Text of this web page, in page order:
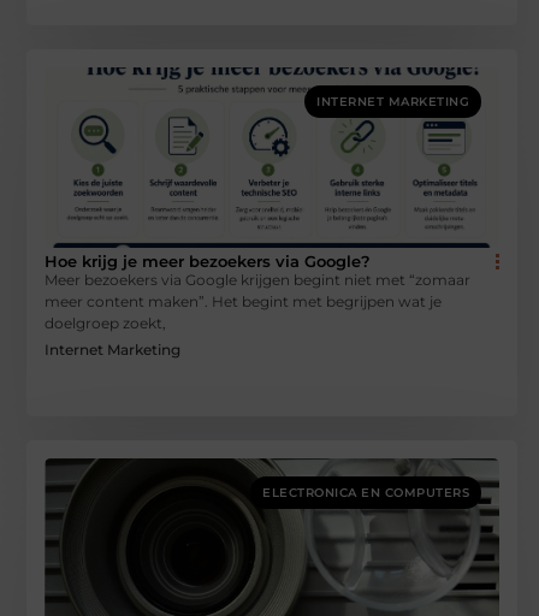
INTERNET MARKETING
Hoe krijg je meer bezoekers via Google?
Meer bezoekers via Google krijgen begint niet met “zomaar
meer content maken”. Het begint met begrijpen wat je
doelgroep zoekt,
Internet Marketing
ELECTRONICA EN COMPUTERS